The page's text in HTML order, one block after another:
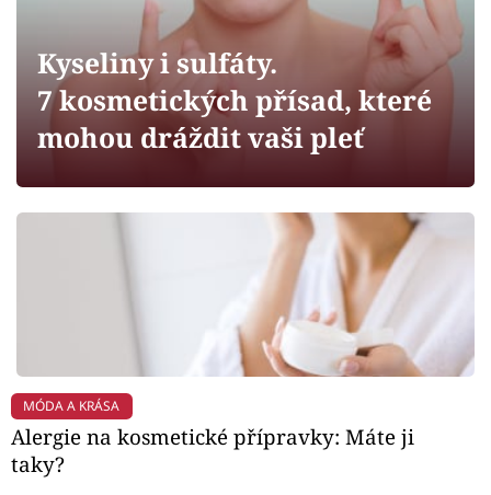
Sledujte prima+
Filmový festival Karlovy Vary
Mámy sobě
Sledujte nás
Kyseliny i sulfáty.
7 kosmetických přísad, které
mohou dráždit vaši pleť
MÓDA A KRÁSA
Alergie na kosmetické přípravky: Máte ji
taky?